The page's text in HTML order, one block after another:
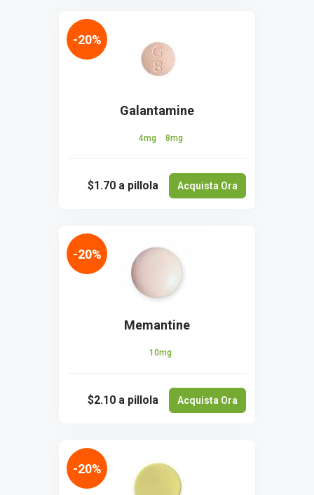
Galantamine
4mg 8mg
$1.70 a pillola Acquista Ora
-20%
Memantine
10mg
$2.10 a pillola Acquista Ora
-20%
-20%